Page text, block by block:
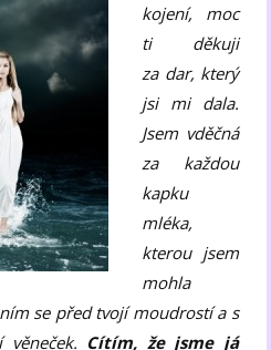
kojení, moc
ti děkuji
za dar, který
jsi mi dala.
Jsem vděčná
za každou
kapku
mléka,
kterou jsem
mohla
se před tvojí moudrostí a s
Cítím, že jsme já